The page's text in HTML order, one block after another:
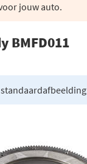
jouw auto.
BMFD011
standaardafbeelding